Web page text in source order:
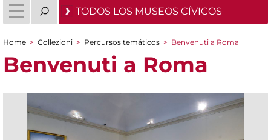
TODOS LOS MUSEOS CÍVICOS
You are here
Home > Collezioni > Percursos temáticos > Benvenuti a Roma
Benvenuti a Roma